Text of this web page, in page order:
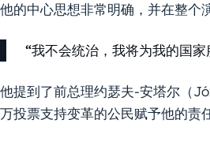
他的中心思想非常明确，并在整个
“我不会统治，我将为我的国家
他提到了前总理约瑟夫-安塔尔（
万投票支持变革的公民赋予他的责任